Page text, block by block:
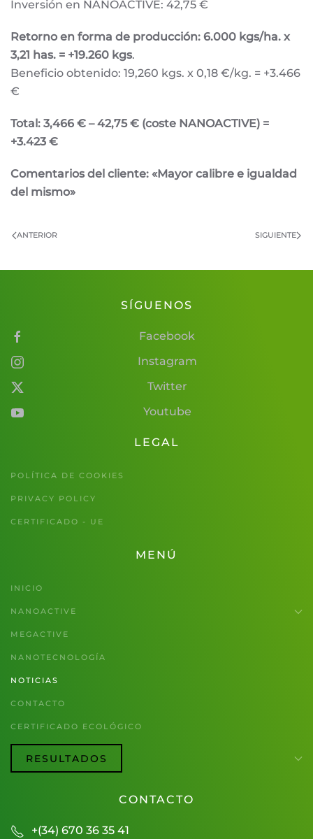
Inversión en NANOACTIVE: 42,75 €
Retorno en forma de producción: 6.000 kgs/ha. x
3,21 has. = +19.260 kgs.
Beneficio obtenido: 19,260 kgs. x 0,18 €/kg. = +3.466
€
Total: 3,466 € – 42,75 € (coste NANOACTIVE) =
+3.423 €
Comentarios del cliente: «Mayor calibre e igualdad
del mismo»
ANTERIOR SIGUIENTE
SÍGUENOS
Facebook
Instagram
Twitter
Youtube
LEGAL
POLÍTICA DE COOKIES
PRIVACY POLICY
CERTIFICADO - UE
MENÚ
INICIO
NANOACTIVE
MEGACTIVE
NANOTECNOLOGÍA
NOTICIAS
CONTACTO
CERTIFICADO ECOLÓGICO
RESULTADOS
CONTACTO
+(34) 670 36 35 41